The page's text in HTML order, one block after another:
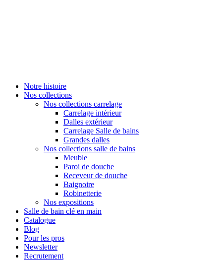
Notre histoire
Nos collections
Nos collections carrelage
Carrelage intérieur
Dalles extérieur
Carrelage Salle de bains
Grandes dalles
Nos collections salle de bains
Meuble
Paroi de douche
Receveur de douche
Baignoire
Robinetterie
Nos expositions
Salle de bain clé en main
Catalogue
Blog
Pour les pros
Newsletter
Recrutement